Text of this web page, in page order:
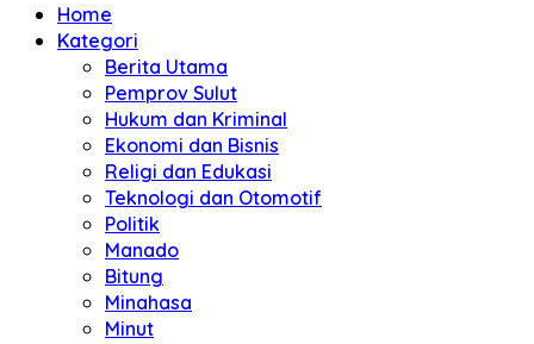
Home
Kategori
Berita Utama
Pemprov Sulut
Hukum dan Kriminal
Ekonomi dan Bisnis
Religi dan Edukasi
Teknologi dan Otomotif
Politik
Manado
Bitung
Minahasa
Minut